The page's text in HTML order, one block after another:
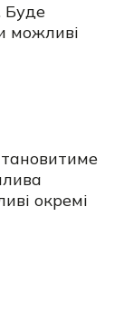
Буде
можливі
окремі